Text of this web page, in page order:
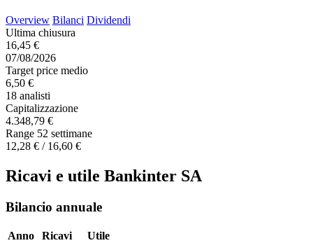
Overview Bilanci Dividendi
Ultima chiusura
16,45 €
07/08/2026
Target price medio
6,50 €
18 analisti
Capitalizzazione
4.348,79 €
Range 52 settimane
12,28 € / 16,60 €
Ricavi e utile Bankinter SA
Bilancio annuale
Anno Ricavi
Utile